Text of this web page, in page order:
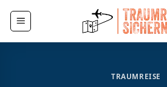
Zum
Inhalt
springen
TRAUMREISE